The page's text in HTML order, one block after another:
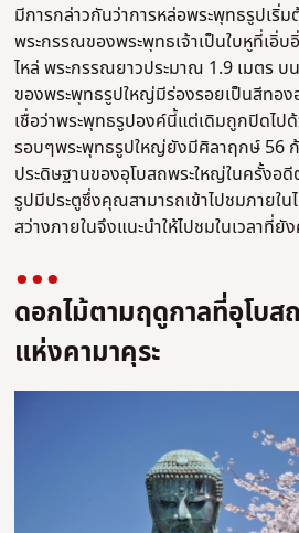
มีการกล่าวกันว่าการหล่อพระพุทธรูปเริ่
พระกรรณของพระพุทธเจ้าเป็นใบหูที่เ
ไหล่ พระกรรณยาวประมาณ 1.9 เมตร บ
ของพระพุทธรูปใหญ่มีร่องรอยเป็นสีทอง
เชื่อว่าพระพุทธรูปองค์นี้แต่เดิมถูกปิดไ
รอบๆพระพุทธรูปใหญ่ยังมีศิลาฤกษ์ 56
ประดิษฐานของอุโบสถพระใหญ่ในครั้งอ
รูปมีประตูซึ่งคุณสามารถเข้าไปชมภายใน
สว่างภายในจึงแนะนำให้ไปชมในเวลาที่
ดอกไม้ตามฤดูกาลที่อุโบ
แห่งคามาคุระ